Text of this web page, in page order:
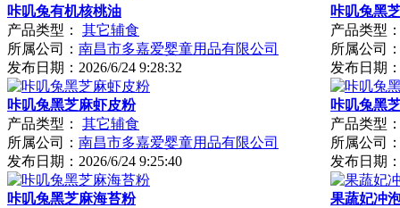
咔叽兔有机核桃油
产品类型：
其它辅食
所属公司： 南昌市多嘉爱婴童用品有限公司
发布日期： 2026/6/24 9:28:32
咔叽兔黑
产品类型
所属公司
发布日期
咔叽兔黑芝麻虾皮粉
产品类型：
其它辅食
所属公司： 南昌市多嘉爱婴童用品有限公司
发布日期： 2026/6/24 9:25:40
咔叽兔黑
产品类型
所属公司
发布日期
咔叽兔黑芝麻海苔粉
果蔬妃冲